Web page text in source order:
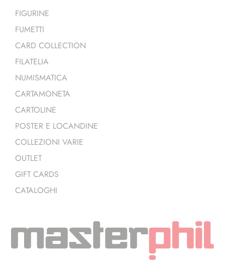
FIGURINE
FUMETTI
CARD COLLECTION
FILATELIA
NUMISMATICA
CARTAMONETA
CARTOLINE
POSTER E LOCANDINE
COLLEZIONI VARIE
OUTLET
GIFT CARDS
CATALOGHI